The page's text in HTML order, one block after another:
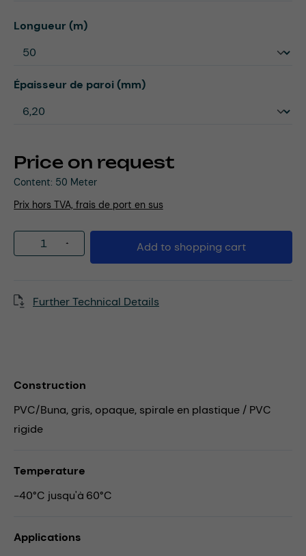
Price on request
Content: 50 Meter
Prix hors TVA, frais de port en sus
Select
Longueur (m)
Select
Épaisseur de paroi (mm)
Product Quantity: Enter the desired
Add to shopping cart
Further Technical Details
Construction
PVC/Buna, gris, opaque, spirale en plastique / PVC
rigide
Temperature
-40°C jusqu'à 60°C
Applications